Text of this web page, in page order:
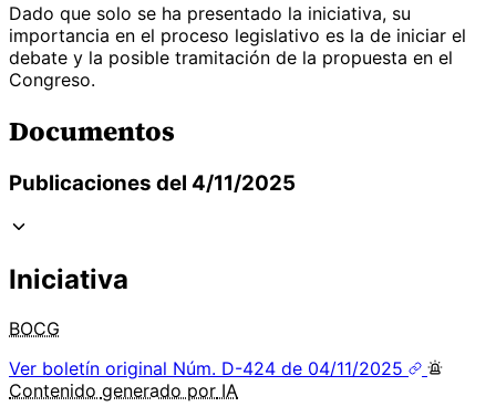
Dado que solo se ha presentado la iniciativa, su
importancia en el proceso legislativo es la de iniciar el
debate y la posible tramitación de la propuesta en el
Congreso.
Documentos
Publicaciones del 4/11/2025
Iniciativa
BOCG
Ver boletín original Núm. D-424 de 04/11/2025
Contenido generado por IA